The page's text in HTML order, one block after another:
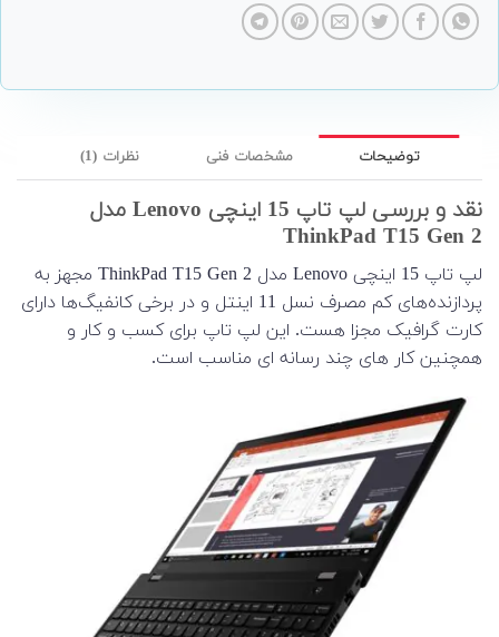
توضیحات مشخصات فنی نظرات (1)
نقد و بررسی لپ تاپ 15 اینچی Lenovo مدل
ThinkPad T15 Gen 2
لپ تاپ 15 اینچی Lenovo مدل ThinkPad T15 Gen 2 مجهز به
پردازنده‌های کم مصرف نسل 11 اینتل و در برخی کانفیگ‌ها دارای
کارت گرافیک مجزا هست. این لپ تاپ برای کسب و کار و
همچنین کار های چند رسانه ای مناسب است.